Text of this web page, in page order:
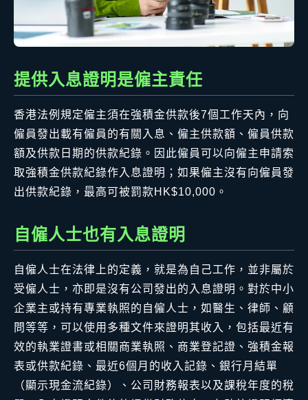
提供入息證明是僱主責任
香港法例規定僱主須在強積金供款後7個工作天內，向
僱員發出載有僱員的有關入息、僱主供款額、僱員供款
額及供款日期的供款紀錄。因此僱員可以向僱主申請索
取強積金供款紀錄作入息證明；如果僱主沒有向僱員發
出供款紀錄，最高可被罰款HK$10,000。
自僱人士也有入息證明
自僱人士在法律上的定義，就是為自己工作，並非屬於
受僱人士，亦即是沒有公司發出的入息證明。對於中小
企業主或持有專業執照的自僱人士，如醫生、律師、顧
問等等，可以使用多種文件來證明其收入，包括最近有
效的執業證書或相關商業執照、商業登記證、強積金報
表或供款紀錄、最近6個月的收入記錄、銀行月結單
（顯示現金流紀錄）、公司財務報表以及課稅年度的稅